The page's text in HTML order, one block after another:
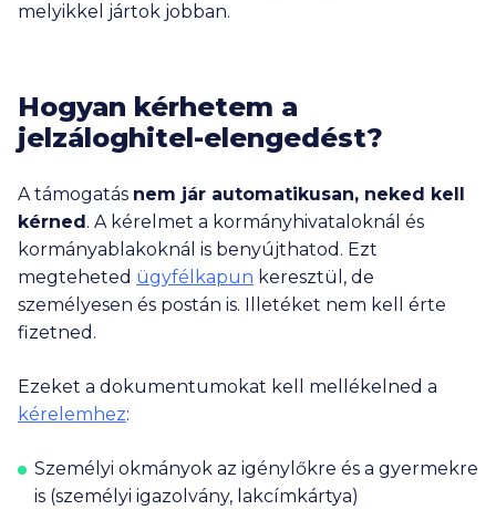
melyikkel jártok jobban.
Hogyan kérhetem a
jelzáloghitel-elengedést?
A támogatás nem jár automatikusan, neked kell
kérned. A kérelmet a kormányhivataloknál és
kormányablakoknál is benyújthatod. Ezt
megteheted ügyfélkapun keresztül, de
személyesen és postán is. Illetéket nem kell érte
fizetned.
Ezeket a dokumentumokat kell mellékelned a
kérelemhez:
Személyi okmányok az igénylőkre és a gyermekre
is (személyi igazolvány, lakcímkártya)